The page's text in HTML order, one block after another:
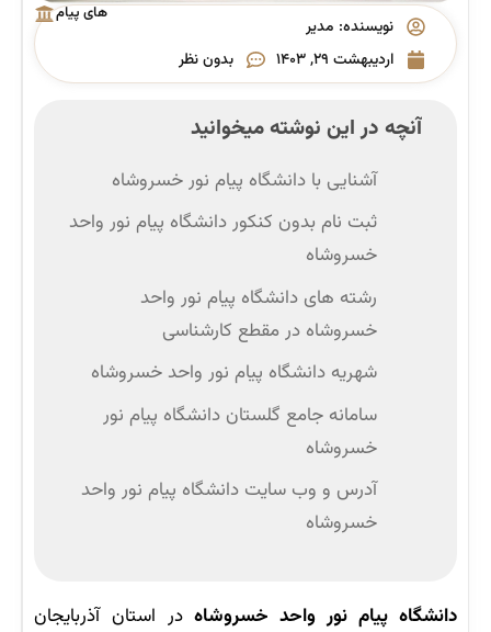
نویسنده: مدیر
اردیبهشت ۲۹, ۱۴۰۳
بدون نظر
های پیام
آنچه در این نوشته میخوانید
آشنایی با دانشگاه پیام نور خسروشاه
ثبت نام بدون کنکور دانشگاه پیام نور واحد
خسروشاه
رشته ‌های دانشگاه پیام نور واحد
خسروشاه در مقطع کارشناسی
شهریه دانشگاه پیام نور واحد خسروشاه
سامانه جامع گلستان دانشگاه پیام نور
خسروشاه
آدرس و وب‌ سایت دانشگاه پیام نور واحد
خسروشاه
دانشگاه پیام نور واحد خسروشاه در استان آذربایجان